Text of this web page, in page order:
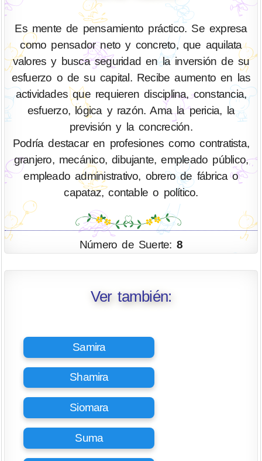
Es mente de pensamiento práctico. Se expresa
como pensador neto y concreto, que aquilata
valores y busca seguridad en la inversión de su
esfuerzo o de su capital. Recibe aumento en las
actividades que requieren disciplina, constancia,
esfuerzo, lógica y razón. Ama la pericia, la
previsión y la concreción.
Podría destacar en profesiones como contratista,
granjero, mecánico, dibujante, empleado público,
empleado administrativo, obrero de fábrica o
capataz, contable o político.
Número de Suerte: 8
Ver también:
Samira
Shamira
Siomara
Suma